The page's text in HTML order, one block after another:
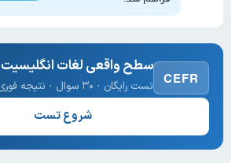
CEFR
سطح واقعی لغات
تست رایگان · ۳۰ سوال · نتیجه فوری
شروع تست